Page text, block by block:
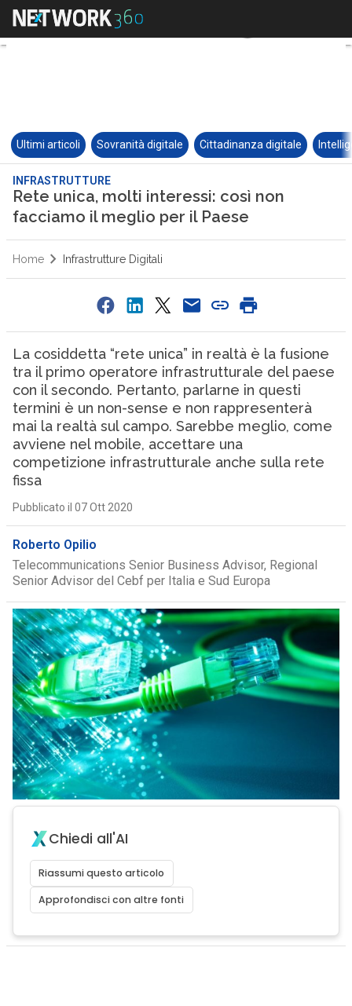
Ultimi articoli Sovranità digitale Cittadinanza digitale
INFRASTRUTTURE
Rete unica, molti interessi: così non
facciamo il meglio per il Paese
Home Infrastrutture Digitali
La cosiddetta “rete unica” in realtà è la fusione
tra il primo operatore infrastrutturale del paese
con il secondo. Pertanto, parlarne in questi
termini è un non-sense e non rappresenterà
mai la realtà sul campo. Sarebbe meglio, come
avviene nel mobile, accettare una
competizione infrastrutturale anche sulla rete
fissa
Pubblicato il 07 Ott 2020
Roberto Opilio
Telecommunications Senior Business Advisor, Regional
Senior Advisor del Cebf per Italia e Sud Europa
Chiedi all'AI
Riassumi questo articolo
Approfondisci con altre fonti